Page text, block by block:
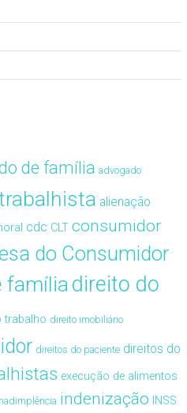
de família advogado
alienação
cdc CLT consumidor
do Consumidor
famíliadireito do
trabalho direito imobiliário
direitos do paciente direitos do
execução de alimentos
indenização INSS